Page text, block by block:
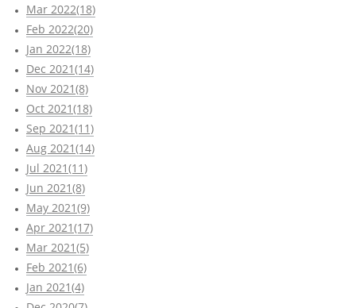
Mar 2022(18)
Feb 2022(20)
Jan 2022(18)
Dec 2021(14)
Nov 2021(8)
Oct 2021(18)
Sep 2021(11)
Aug 2021(14)
Jul 2021(11)
Jun 2021(8)
May 2021(9)
Apr 2021(17)
Mar 2021(5)
Feb 2021(6)
Jan 2021(4)